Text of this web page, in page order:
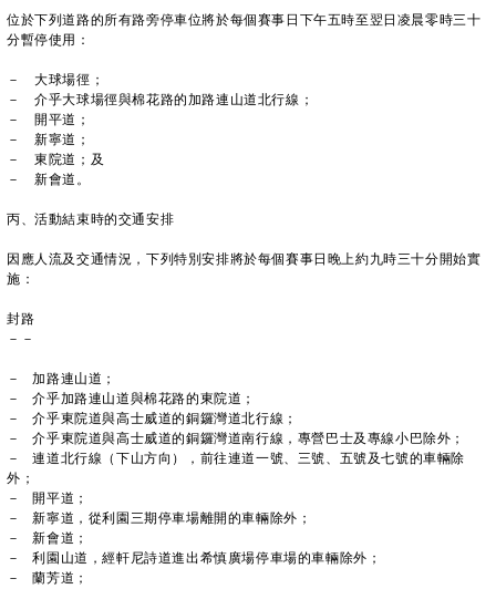
位於下列道路的所有路旁停車位將於每個賽事日下午五時至翌日凌晨零時三十
分暫停使用：
－ 大球場徑；
－ 介乎大球場徑與棉花路的加路連山道北行線；
－ 開平道；
－ 新寧道；
－ 東院道；及
－ 新會道。
丙、活動結束時的交通安排
因應人流及交通情況，下列特別安排將於每個賽事日晚上約九時三十分開始實
施：
封路
－－
－ 加路連山道；
－ 介乎加路連山道與棉花路的東院道；
－ 介乎東院道與高士威道的銅鑼灣道北行線；
－ 介乎東院道與高士威道的銅鑼灣道南行線，專營巴士及專線小巴除外；
－ 連道北行線（下山方向），前往連道一號、三號、五號及七號的車輛除
外；
－ 開平道；
－ 新寧道，從利園三期停車場離開的車輛除外；
－ 新會道；
－ 利園山道，經軒尼詩道進出希慎廣場停車場的車輛除外；
－ 蘭芳道；